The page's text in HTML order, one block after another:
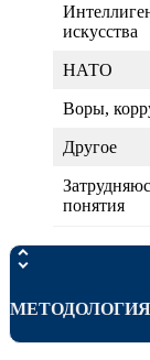
искусства
НАТО
Воры,
Другое
понятия
МЕТОДОЛОГИЯ